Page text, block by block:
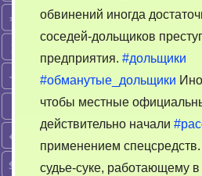
обвинений иногда
соседей-дольщиков
предприятия. #дольщики
#обманутые_дольщики
чтобы местные
действительно начали
применением
судье-суке, работающему